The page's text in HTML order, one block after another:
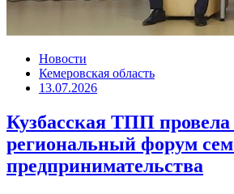
Новости
Кемеровская область
13.07.2026
Кузбасская ТПП
региональный форум
предпринимательства